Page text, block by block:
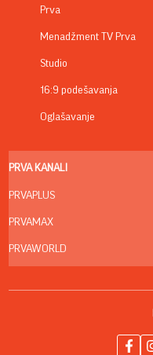
Prva
Menadžment TV Prva
Studio
16:9 podešavanja
Oglašavanje
PRVA KANALI
PRVAPLUS
PRVAMAX
PRVAWORLD